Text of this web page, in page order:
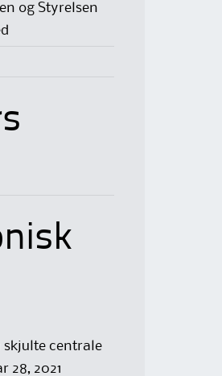
og Styrelsen
skjulte centrale
28, 2021